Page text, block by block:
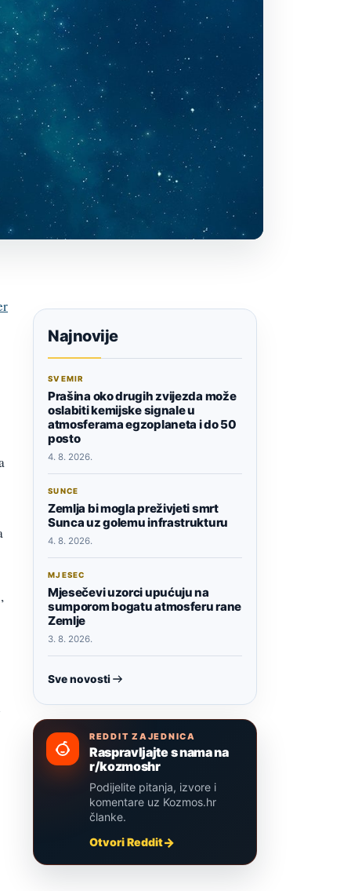
,
Najnovije
SVEMIR
Prašina oko drugih zvijezda može
oslabiti kemijske signale u
atmosferama egzoplaneta i do 50
posto
4. 8. 2026.
SUNCE
Zemlja bi mogla preživjeti smrt
Sunca uz golemu infrastrukturu
4. 8. 2026.
MJESEC
Mjesečevi uzorci upućuju na
sumporom bogatu atmosferu rane
Zemlje
3. 8. 2026.
Sve novosti
REDDIT ZAJEDNICA
Raspravljajte s nama na
r/kozmoshr
Podijelite pitanja, izvore i
komentare uz Kozmos.hr
članke.
Otvori Reddit